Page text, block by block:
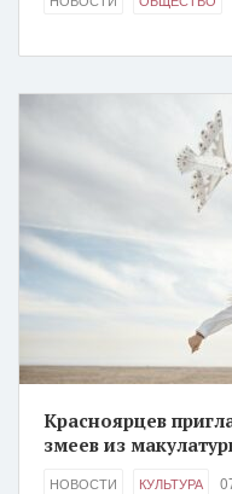
Красноярцев
змеев из
НОВОСТИ КУЛЬТУРА